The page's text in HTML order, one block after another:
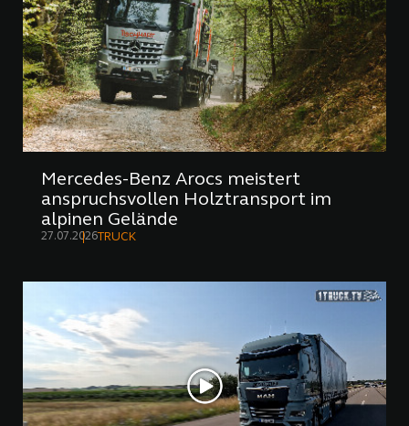
Mercedes-Benz Arocs meistert
anspruchsvollen Holztransport im
alpinen Gelände
27.07.2026TRUCK